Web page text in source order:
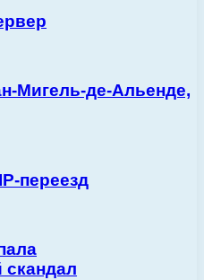
Мигель-де-Альенде,
переезд